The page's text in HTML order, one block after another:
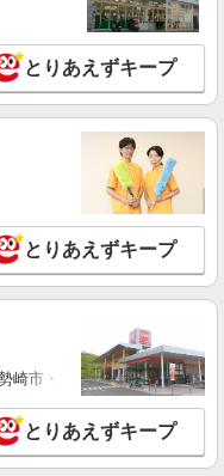
とりあえずキープ
とりあえずキープ
崎市・太田市・館林市・藤
とりあえずキープ